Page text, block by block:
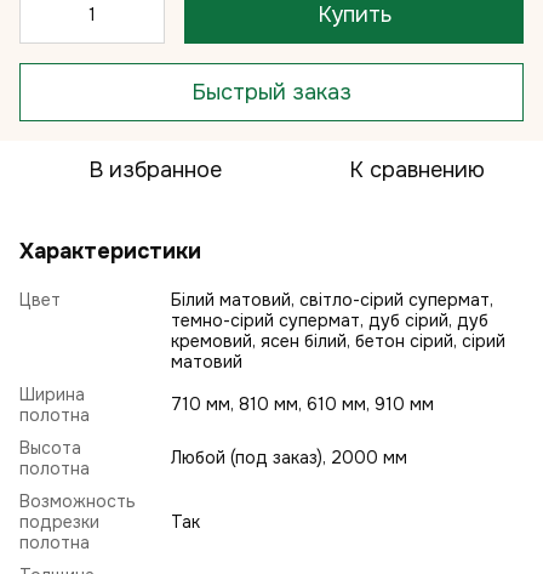
Купить
Быстрый заказ
В избранное К сравнению
Характеристики
Цвет
Білий матовий, світло-сірий супермат,
темно-сірий супермат, дуб сірий, дуб
кремовий, ясен білий, бетон сірий, сірий
матовий
Ширина
полотна
710 мм, 810 мм, 610 мм, 910 мм
Высота
полотна
Любой (под заказ), 2000 мм
Возможность
подрезки
полотна
Так